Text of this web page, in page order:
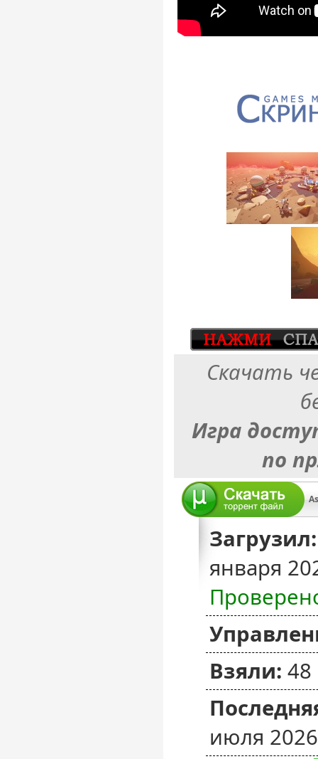
Скачать
Игра
по
Загрузил:
января
Взяли:
июля